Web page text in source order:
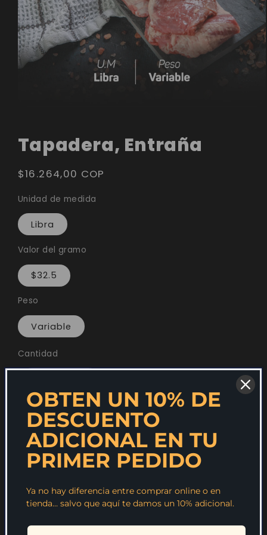
multimedia
en
una
ventana
modal
Tapadera, Entraña
Precio
$16.264,00 COP
Unidad de medida
Libra
Valor del gramo
$32.5
Peso
Variable
Cantidad
Reducir
cantidad
para
Tapadera,
Entraña
Aumentar
cantidad
para
Tapadera,
Entraña
Agregar al carrito
La tapadera o entraña es un corte que se
OBTEN UN 10% DE
DESCUENTO
ADICIONAL EN TU
PRIMER PEDIDO
Ya no hay diferencia entre comprar online o en
tienda… salvo que aquí te damos un 10% adicional.